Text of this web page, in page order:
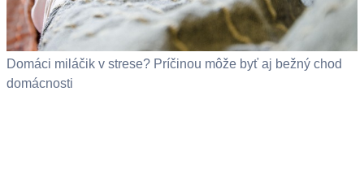
Domáci miláčik v strese? Príčinou môže byť aj bežný chod
domácnosti